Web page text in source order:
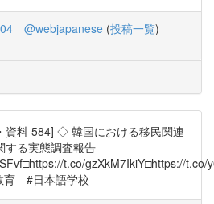
@webjapanese (投稿一覧)
資料 584] ◇ 韓国における移民関連
する実態調査報告
t.co/gzXkM7IkiY□https://t.co/
育 #日本語学校